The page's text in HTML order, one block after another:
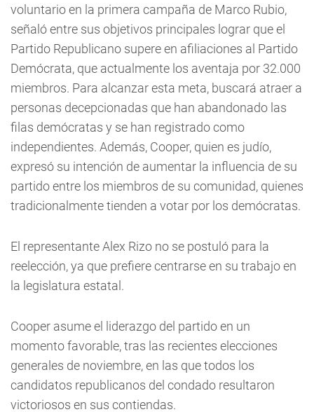
voluntario en la primera campaña de Marco Rubio,
señaló entre sus objetivos principales lograr que el
Partido Republicano supere en afiliaciones al Partido
Demócrata, que actualmente los aventaja por 32.000
miembros. Para alcanzar esta meta, buscará atraer a
personas decepcionadas que han abandonado las
filas demócratas y se han registrado como
independientes. Además, Cooper, quien es judío,
expresó su intención de aumentar la influencia de su
partido entre los miembros de su comunidad, quienes
tradicionalmente tienden a votar por los demócratas.
El representante Alex Rizo no se postuló para la
reelección, ya que prefiere centrarse en su trabajo en
la legislatura estatal.
Cooper asume el liderazgo del partido en un
momento favorable, tras las recientes elecciones
generales de noviembre, en las que todos los
candidatos republicanos del condado resultaron
victoriosos en sus contiendas.